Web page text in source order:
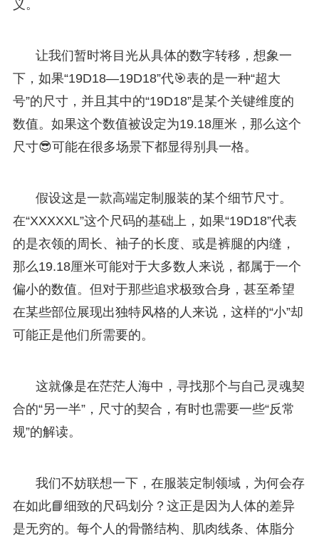
义。
让我们暂时将目光从具体的数字转移，想象一
下，如果“19D18—19D18”代🎯表的是一种“超大
号”的尺寸，并且其中的“19D18”是某个关键维度的
数值。如果这个数值被设定为19.18厘米，那么这个
尺寸😎可能在很多场景下都显得别具一格。
假设这是一款高端定制服装的某个细节尺寸。
在“XXXXXL”这个尺码的基础上，如果“19D18”代表
的是衣领的周长、袖子的长度、或是裤腿的内缝，
那么19.18厘米可能对于大多数人来说，都属于一个
偏小的数值。但对于那些追求极致合身，甚至希望
在某些部位展现出独特风格的人来说，这样的“小”却
可能正是他们所需要的。
这就像是在茫茫人海中，寻找那个与自己灵魂契
合的“另一半”，尺寸的契合，有时也需要一些“反常
规”的解读。
我们不妨联想一下，在服装定制领域，为何会存
在如此📘细致的尺码划分？这正是因为人体的差异
是无穷的。每个人的骨骼结构、肌肉线条、体脂分